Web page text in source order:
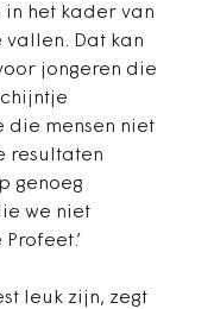
in het kader van
vallen. Dat kan
jongeren die
die mensen niet
resultaten
genoeg
we niet
leuk zijn, zegt